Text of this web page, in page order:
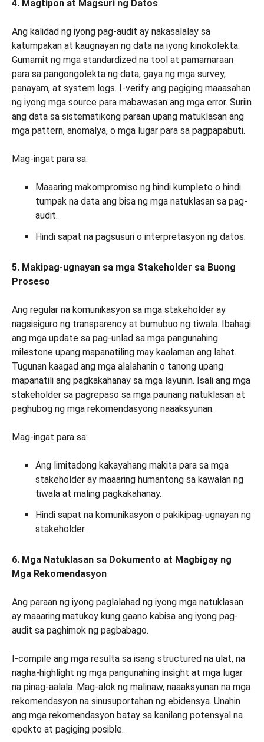
4. Magtipon at Magsuri ng Datos
Ang kalidad ng iyong pag-audit ay nakasalalay sa
katumpakan at kaugnayan ng data na iyong kinokolekta.
Gumamit ng mga standardized na tool at pamamaraan
para sa pangongolekta ng data, gaya ng mga survey,
panayam, at system logs. I-verify ang pagiging maaasahan
ng iyong mga source para mabawasan ang mga error. Suriin
ang data sa sistematikong paraan upang matuklasan ang
mga pattern, anomalya, o mga lugar para sa pagpapabuti.
Mag-ingat para sa:
Maaaring makompromiso ng hindi kumpleto o hindi
tumpak na data ang bisa ng mga natuklasan sa pag-
audit.
Hindi sapat na pagsusuri o interpretasyon ng datos.
5. Makipag-ugnayan sa mga Stakeholder sa Buong
Proseso
Ang regular na komunikasyon sa mga stakeholder ay
nagsisiguro ng transparency at bumubuo ng tiwala. Ibahagi
ang mga update sa pag-unlad sa mga pangunahing
milestone upang mapanatiling may kaalaman ang lahat.
Tugunan kaagad ang mga alalahanin o tanong upang
mapanatili ang pagkakahanay sa mga layunin. Isali ang mga
stakeholder sa pagrepaso sa mga paunang natuklasan at
paghubog ng mga rekomendasyong naaaksyunan.
Mag-ingat para sa:
Ang limitadong kakayahang makita para sa mga
stakeholder ay maaaring humantong sa kawalan ng
tiwala at maling pagkakahanay.
Hindi sapat na komunikasyon o pakikipag-ugnayan ng
stakeholder.
6. Mga Natuklasan sa Dokumento at Magbigay ng
Mga Rekomendasyon
Ang paraan ng iyong paglalahad ng iyong mga natuklasan
ay maaaring matukoy kung gaano kabisa ang iyong pag-
audit sa paghimok ng pagbabago.
I-compile ang mga resulta sa isang structured na ulat, na
nagha-highlight ng mga pangunahing insight at mga lugar
na pinag-aalala. Mag-alok ng malinaw, naaaksyunan na mga
rekomendasyon na sinusuportahan ng ebidensya. Unahin
ang mga rekomendasyon batay sa kanilang potensyal na
epekto at pagiging posible.